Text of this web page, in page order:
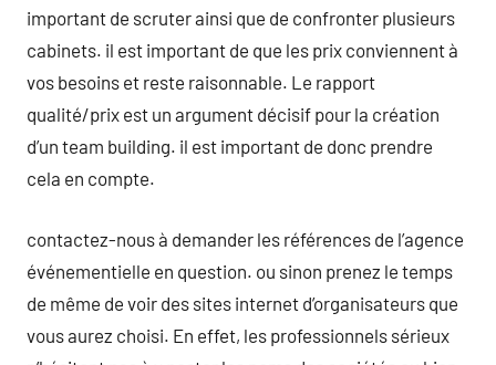
important de scruter ainsi que de confronter plusieurs
cabinets. il est important de que les prix conviennent à
vos besoins et reste raisonnable. Le rapport
qualité/prix est un argument décisif pour la création
d’un team building. il est important de donc prendre
cela en compte.
contactez-nous à demander les références de l’agence
événementielle en question. ou sinon prenez le temps
de même de voir des sites internet d’organisateurs que
vous aurez choisi. En effet, les professionnels sérieux